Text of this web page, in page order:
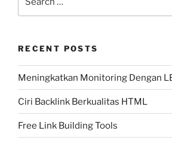
RECENT POSTS
Meningkatkan Monitoring Dengan
Ciri Backlink Berkualitas HTML
Free Link Building Tools